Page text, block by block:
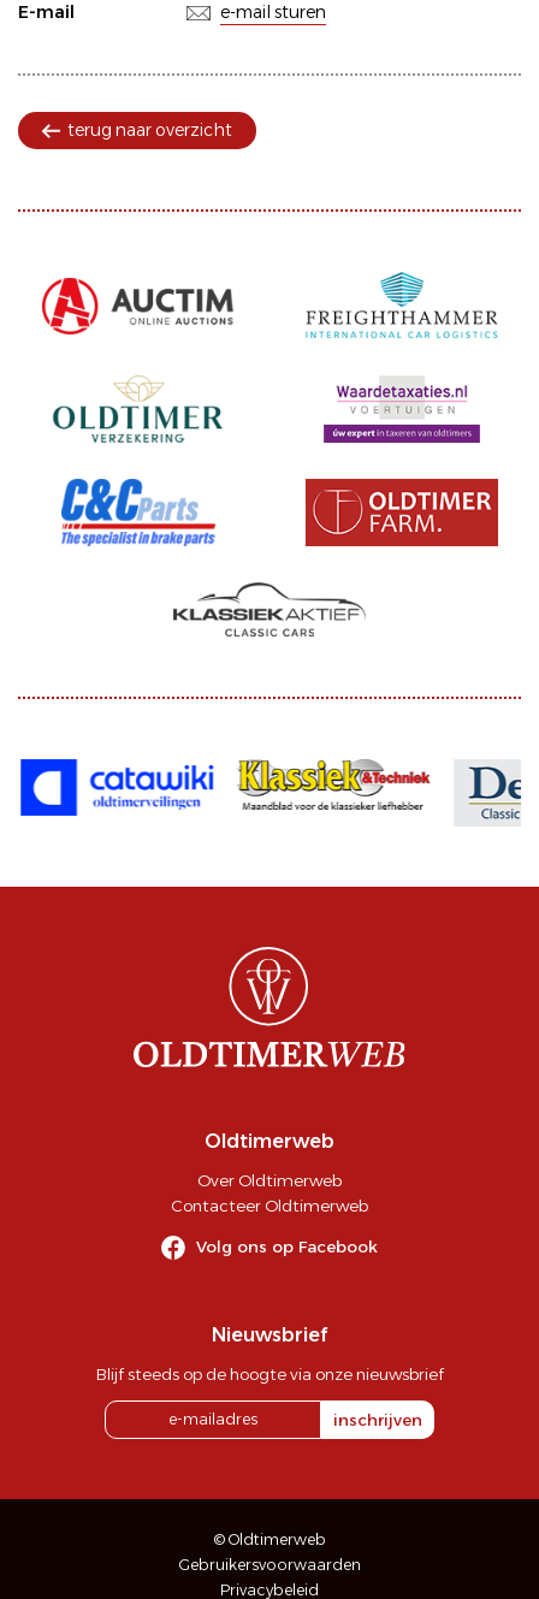
E-mail
e-mail sturen
terug naar overzicht
Oldtimerweb
Over Oldtimerweb
Contacteer Oldtimerweb
Volg ons op Facebook
Nieuwsbrief
Blijf steeds op de hoogte via onze nieuwsbrief
inschrijven
© Oldtimerweb
Gebruikersvoorwaarden
Privacybeleid